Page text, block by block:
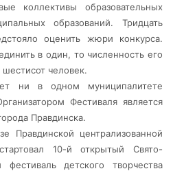
коллективы образовательных
образований. Тридцать
оценить жюри конкурса.
в один, то численность его
человек.
ни в одном муниципалитете
Фестиваля является
Правдинска.
Правдинской централизованной
10-й открытый Свято-
фестиваль детского творчества